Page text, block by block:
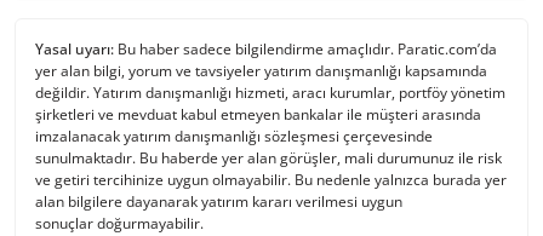
Yasal uyarı: Bu haber sadece bilgilendirme amaçlıdır. Paratic.com’da
yer alan bilgi, yorum ve tavsiyeler yatırım danışmanlığı kapsamında
değildir. Yatırım danışmanlığı hizmeti, aracı kurumlar, portföy yönetim
şirketleri ve mevduat kabul etmeyen bankalar ile müşteri arasında
imzalanacak yatırım danışmanlığı sözleşmesi çerçevesinde
sunulmaktadır. Bu haberde yer alan görüşler, mali durumunuz ile risk
ve getiri tercihinize uygun olmayabilir. Bu nedenle yalnızca burada yer
alan bilgilere dayanarak yatırım kararı verilmesi uygun
sonuçlar doğurmayabilir.